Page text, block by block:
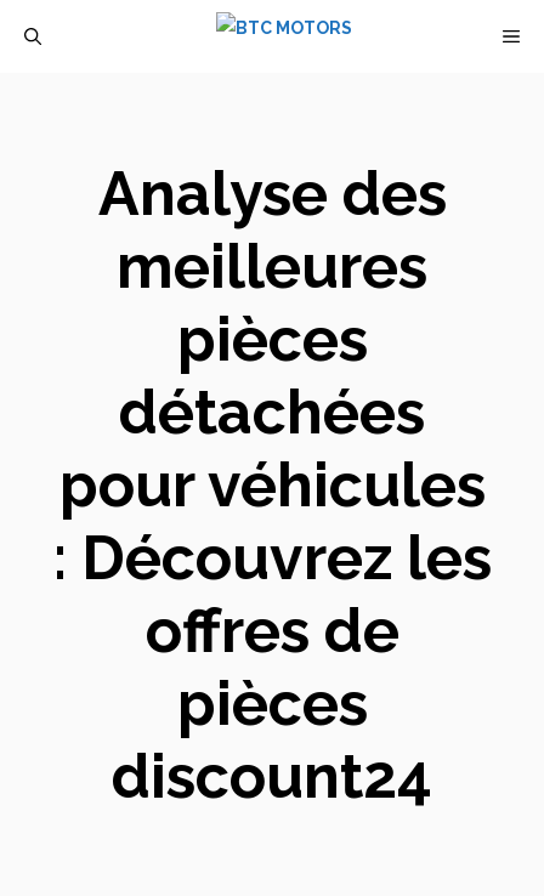
Analyse des
meilleures
pièces
détachées
pour véhicules
: Découvrez les
offres de
pièces
discount24